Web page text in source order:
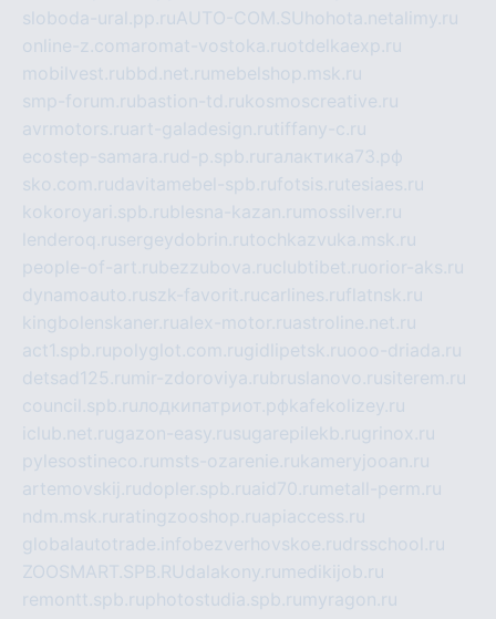
sloboda-ural.pp.ruAUTO-COM.SU hohota.net alimy.ru
online-z.comaromat-vostoka.ruotdelkaexp.ru
mobilvest.rubbd.net.ru mebelshop.msk.ru
smp-forum.rubastion-td.rukosmoscreative.ru
avrmotors.ruart-galadesign.rutiffany-c.ru
ecostep-samara.rud-p.spb.ru галактика73.рф
sko.com.rudavitamebel-spb.rufotsis.rutesiaes.ru
kokoroyari.spb.rublesna-kazan.ru mossilver.ru
lenderoq.rusergeydobrin.rutochkazvuka.msk.ru
people-of-art.rubezzubova.ruclubtibet.ruorior-aks.ru
dynamoauto.ruszk-favorit.rucarlines.ruflatnsk.ru
kingbolenskaner.rualex-motor.ruastroline.net.ru
act1.spb.rupolyglot.com.rugidlipetsk.ruooo-driada.ru
detsad125.ru mir-zdoroviya.rubruslanovo.rusiterem.ru
council.spb.ruлодкипатриот.рфkafekolizey.ru
iclub.net.rugazon-easy.rusugarepilekb.rugrinox.ru
pylesostineco.ru msts-ozarenie.rukameryjooan.ru
artemovskij.rudopler.spb.ruaid70.ru metall-perm.ru
ndm.msk.ru ratingzooshop.ruapiaccess.ru
globalautotrade.info bezverhovskoe.rudrsschool.ru
ZOOSMART.SPB.RUdalakony.ru medikijob.ru
remontt.spb.ruphotostudia.spb.ru myragon.ru